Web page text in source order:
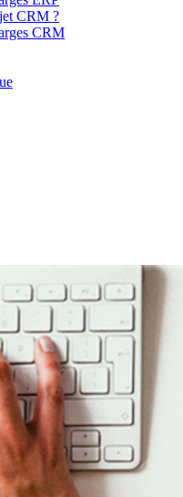
CRM ?
CRM